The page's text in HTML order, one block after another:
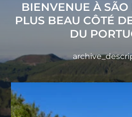
BIENVENUE À SÃO
PLUS BEAU CÔTÉ
DU